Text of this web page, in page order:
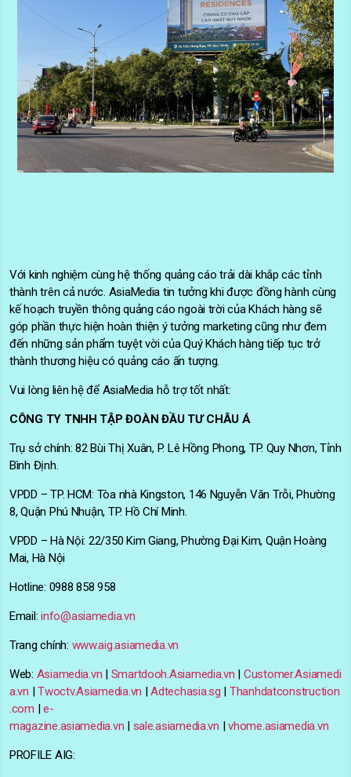
Với kinh nghiệm cùng hệ thống quảng cáo trải dài khắp các tỉnh
thành trên cả nước. AsiaMedia tin tưởng khi được đồng hành cùng
kế hoạch truyền thông quảng cáo ngoài trời của Khách hàng sẽ
góp phần thực hiện hoàn thiện ý tưởng marketing cũng như đem
đến những sản phẩm tuyệt vời của Quý Khách hàng tiếp tục trở
thành thương hiệu có quảng cáo ấn tượng.
Vui lòng liên hệ để AsiaMedia hỗ trợ tốt nhất:
CÔNG TY TNHH TẬP ĐOÀN ĐẦU TƯ CHÂU Á
Trụ sở chính: 82 Bùi Thị Xuân, P. Lê Hồng Phong, TP. Quy Nhơn, Tỉnh
Bình Định.
VPDD – TP. HCM: Tòa nhà Kingston, 146 Nguyễn Văn Trỗi, Phường
8, Quận Phú Nhuận, TP. Hồ Chí Minh.
VPDD – Hà Nội: 22/350 Kim Giang, Phường Đại Kim, Quận Hoàng
Mai, Hà Nội
Hotline: 0988 858 958
Email:info@asiamedia.vn
Trang chính: www.aig.asiamedia.vn
Web: Asiamedia.vn | Smartdooh.Asiamedia.vn | Customer.Asiamedi
a.vn |Twoctv.Asiamedia.vn |Adtechasia.sg | Thanhdatconstruction
.com |e-
magazine.asiamedia.vn | sale.asiamedia.vn |vhome.asiamedia.vn
PROFILE AIG: